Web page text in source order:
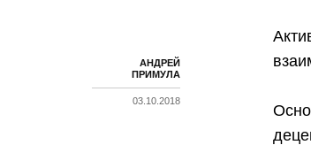
АНДРЕЙ
ПРИМУЛА
03.10.2018